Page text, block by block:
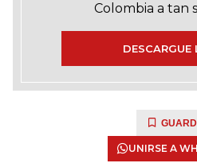
Colombia a tan
DESCARGUE
UNIRSE A